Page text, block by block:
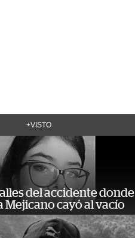
+VISTO
del accidente donde
Mejicano cayó al vacío